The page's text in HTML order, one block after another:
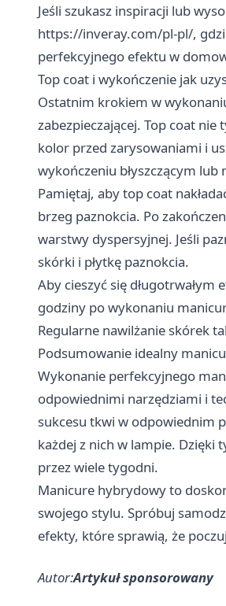
Jeśli szukasz inspiracji lub
https://inveray.com/pl-pl/,
perfekcyjnego efektu w
Top coat i wykończenie jak
Ostatnim krokiem w
zabezpieczającej. Top coat
kolor przed zarysowaniami i
wykończeniu błyszczącym lub
Pamiętaj, aby top coat
brzeg paznokcia. Po
warstwy dyspersyjnej. Jeśli
skórki i płytkę paznokcia.
Aby cieszyć się długotrwałym
godziny po wykonaniu
Regularne nawilżanie skórek
Podsumowanie idealny
Wykonanie perfekcyjnego
odpowiednimi narzędziami i
sukcesu tkwi w odpowiednim
każdej z nich w lampie. Dzięki
przez wiele tygodni.
Manicure hybrydowy to
swojego stylu. Spróbuj
efekty, które sprawią, że
Autor:Artykuł sponsorowany